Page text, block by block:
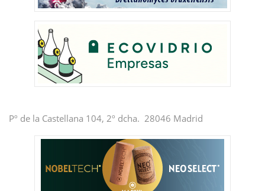
Pº de la Castellana 104, 2º dcha. 28046 Madrid